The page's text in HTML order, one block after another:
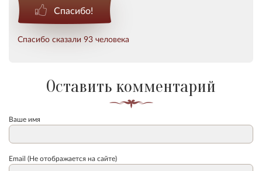
Спасибо!
Спасибо сказали 93 человека
Оставить комментарий
Ваше имя
Email (Не отображается на сайте)